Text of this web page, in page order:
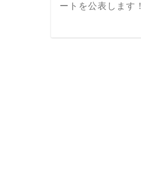
ートを公表します！